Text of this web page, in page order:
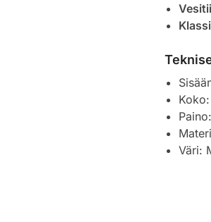
Väri: